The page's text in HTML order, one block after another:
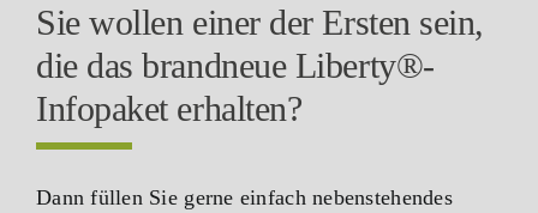
Sie wollen einer der Ersten sein,
die das brandneue Liberty®-
Infopaket erhalten?
Dann füllen Sie gerne einfach nebenstehendes